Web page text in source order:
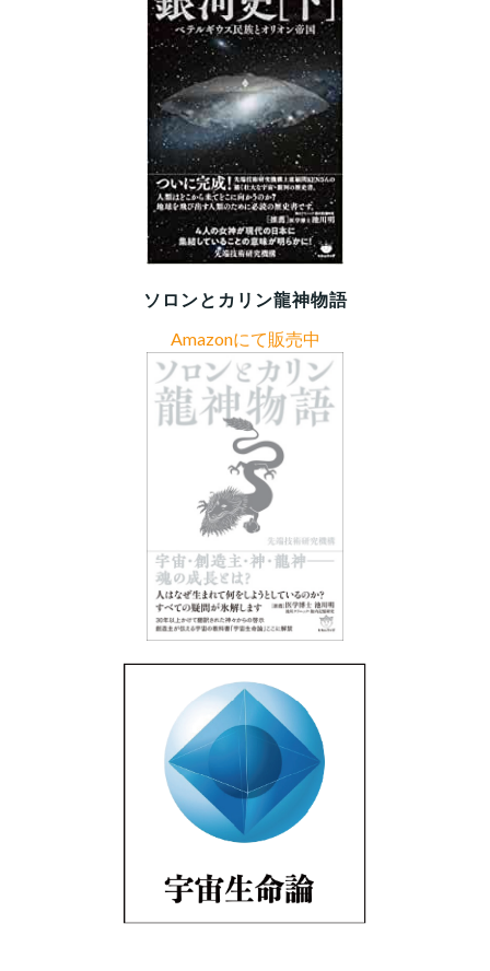
ソロンとカリン龍神物語
Amazonにて販売中